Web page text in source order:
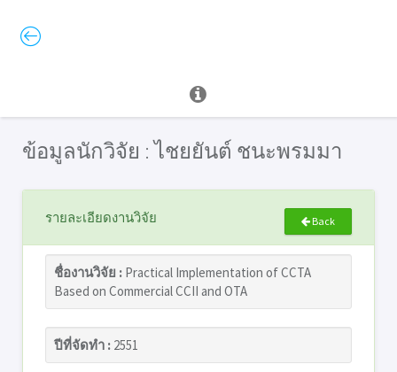
ข้อมูลนักวิจัย : ไชยยันต์ ชนะพรมมา
รายละเอียดงานวิจัย Back
ชื่องานวิจัย : Practical Implementation of CCTA
Based on Commercial CCII and OTA
ปีที่จัดทำ : 2551